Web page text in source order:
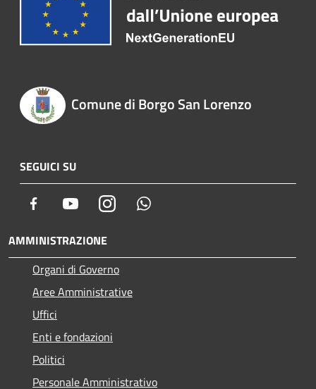
Comune di Borgo San Lorenzo
SEGUICI SU
Facebook YoutubeInstagram
AMMINISTRAZIONE
Organi di Governo
Aree Amministrative
Uffici
Enti e fondazioni
Politici
Personale Amministrativo